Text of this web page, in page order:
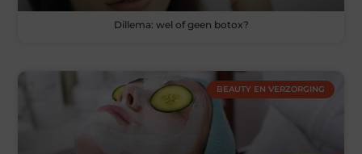
Dillema: wel of geen botox?
BEAUTY EN VERZORGING